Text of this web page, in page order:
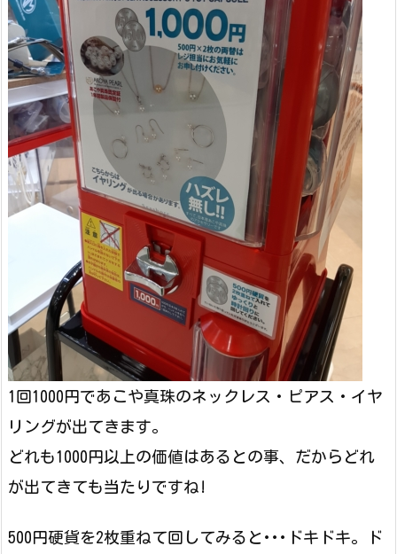
1回1000円であこや真珠のネックレス・ピアス・イヤ
リングが出てきます。
どれも1000円以上の価値はあるとの事、だからどれ
が出てきても当たりですね!
500円硬貨を2枚重ねて回してみると･･･ドキドキ。ド